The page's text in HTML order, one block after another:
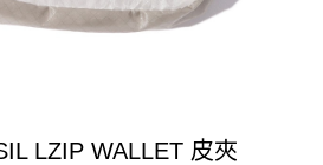
LZIP WALLET 皮夾